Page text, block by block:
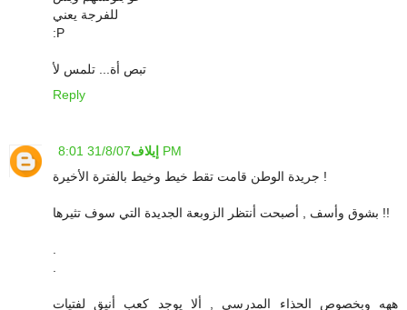
للفرجة يعني
:P
تبص أة... تلمس لأ
Reply
إيلاف 31/8/07 8:01 PM
جريدة الوطن قامت تقط خيط وخيط بالفترة الأخيرة !
بشوق وأسف , أصبحت أنتظر الزوبعة الجديدة التي سوف تثيرها !!
ههه وبخصوص الحذاء المدرسي , ألا يوجد كعب أنيق لفتيات